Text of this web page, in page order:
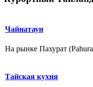
Чайнатаун
На рынке Пахурат
Тайская кухня